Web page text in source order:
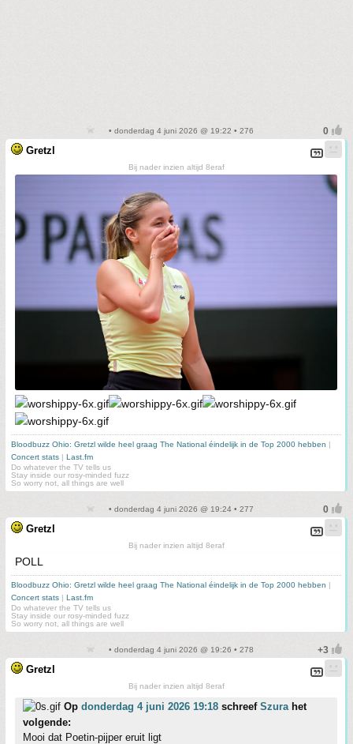
• donderdag 4 juni 2026 @ 19:22 • 276
Gretzl
Bij nader inzien altijd 8eraf
Bloodbuzz Ohio: Gretzl wilde heel graag The National éindelijk in de Top 2000 hebben |
Concert stats | Last.fm
Do whatever the TV tells us
Stay inside our rosy-minded fuzz
So worry not, all things are well
• donderdag 4 juni 2026 @ 19:24 • 277
Gretzl
Bij nader inzien altijd 8eraf
POLL
Bloodbuzz Ohio: Gretzl wilde heel graag The National éindelijk in de Top 2000 hebben |
Concert stats | Last.fm
Do whatever the TV tells us
Stay inside our rosy-minded fuzz
So worry not, all things are well
• donderdag 4 juni 2026 @ 19:26 • 278
Gretzl
Bij nader inzien altijd 8eraf
Op donderdag 4 juni 2026 19:18 schreef Szura het
volgende:
Mooi dat Poetin-pijper eruit ligt